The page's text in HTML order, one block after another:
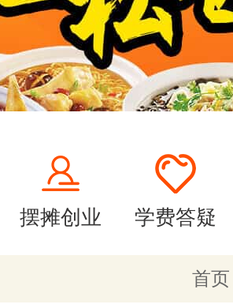
摆摊创业 学费答疑
首页